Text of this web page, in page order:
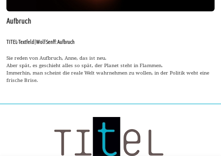
Aufbruch
TITEL-Textfeld | Wolf Senff: Aufbruch
Sie reden von Aufbruch, Anne, das ist neu.
Aber spät, es geschieht alles so spät, der Planet steht in Flammen.
Immerhin, man scheint die reale Welt wahrnehmen zu wollen, in der Politik weht eine
frische Brise.